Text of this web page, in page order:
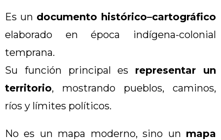
Es un documento histórico–cartográfico
elaborado en época indígena-colonial
temprana.
Su función principal es representar un
territorio, mostrando pueblos, caminos,
ríos y límites políticos.
No es un mapa moderno, sino un mapa